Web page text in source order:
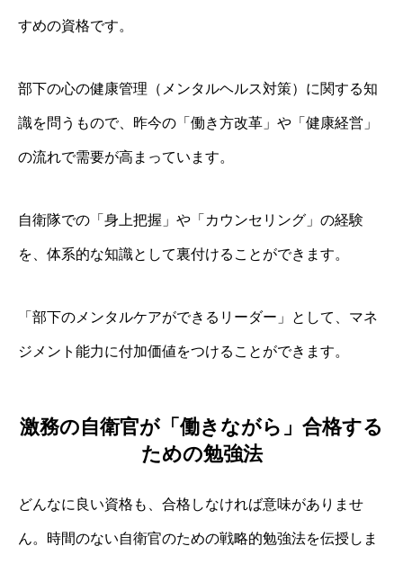
すめの資格です。
部下の心の健康管理（メンタルヘルス対策）に関する知
識を問うもので、昨今の「働き方改革」や「健康経営」
の流れで需要が高まっています。
自衛隊での「身上把握」や「カウンセリング」の経験
を、体系的な知識として裏付けることができます。
「部下のメンタルケアができるリーダー」として、マネ
ジメント能力に付加価値をつけることができます。
激務の自衛官が「働きながら」合格する
ための勉強法
どんなに良い資格も、合格しなければ意味がありませ
ん。時間のない自衛官のための戦略的勉強法を伝授しま